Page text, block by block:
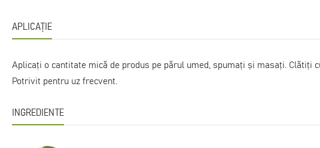
APLICAȚIE
Aplicați o cantitate mică de produs pe părul umed, spumați și masați. Clătiți
Potrivit pentru uz frecvent.
INGREDIENTE